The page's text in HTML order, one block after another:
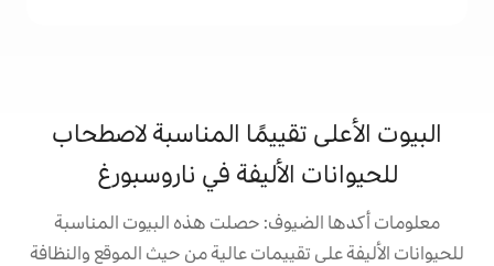
المناسبة لاصطحاب
في ناروسبورغ
حصلت هذه البيوت المناسبة
عالية من حيث الموقع والنظافة